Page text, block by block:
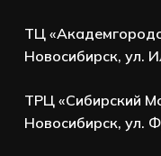
ТЦ
Новосибирск, ул.
ТРЦ «Сибирский
Новосибирск, ул.